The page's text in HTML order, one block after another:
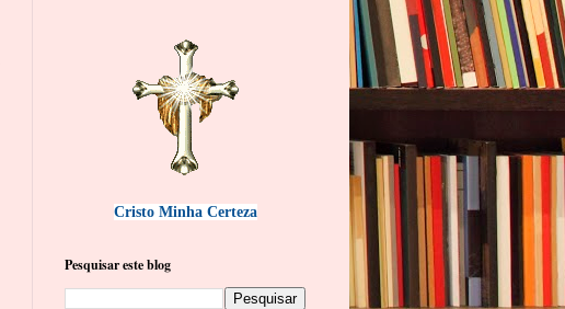
Cristo Minha Certeza
Pesquisar este blog